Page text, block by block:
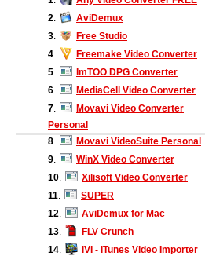
2
AviDemux
3
Free Studio
4
Freemake Video Converter
5
ImTOO DPG Converter
6
MediaCell Video Converter
7
Movavi Video Converter
Personal
8
Movavi VideoSuite Personal
9
WinX Video Converter
10
Xilisoft Video Converter
11
SUPER
12
AviDemux for Mac
13
FLV Crunch
14
iVI - iTunes Video Importer